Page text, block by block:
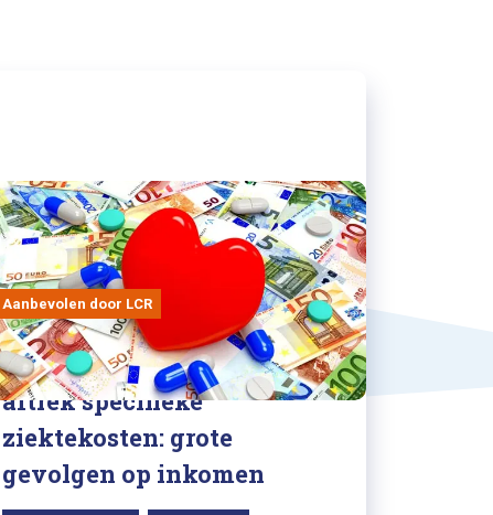
Aanbevolen door LCR
17/07/2026
Position paper afschaffing
aftrek specifieke
ziektekosten: grote
gevolgen op inkomen